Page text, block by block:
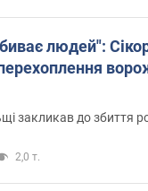
людей":
закликав до збиття
2,0 т.